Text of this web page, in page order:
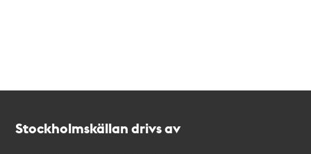
Stockholmskällan drivs av